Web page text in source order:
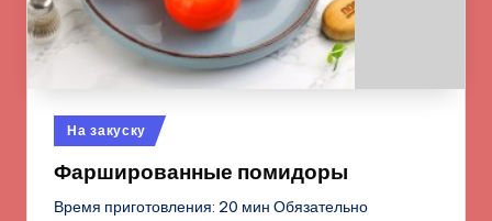
Опубликовано
в
На закуску
Фаршированные помидоры
Время приготовления: 20 мин Обязательно